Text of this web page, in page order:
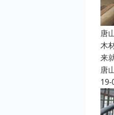
唐
木
来
唐
19-